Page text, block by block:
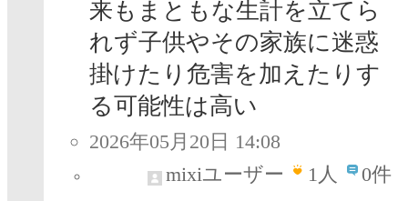
来もまともな生計を立てら
れず子供やその家族に迷惑
掛けたり危害を加えたりす
る可能性は高い
2026年05月20日 14:08
mixiユーザー
1人 0件